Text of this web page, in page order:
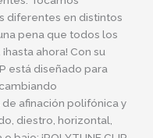
diferentes en distintos
pena que todos los
ahora! Con su
está diseñado para
afinación polifónica y
diestro, horizontal,